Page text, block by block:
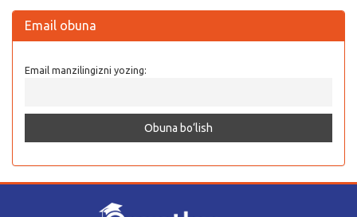
Email obuna
Email manzilingizni yozing: